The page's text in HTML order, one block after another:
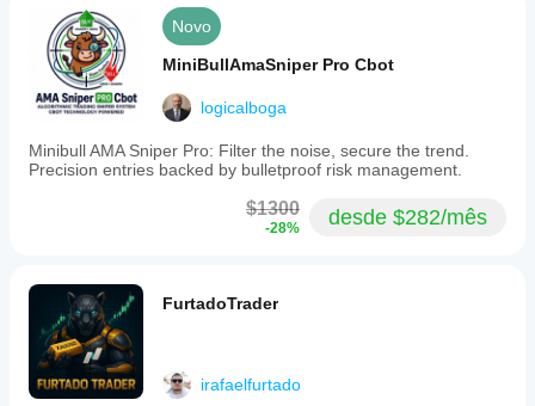
and
maximum
equity
drawdown
of
3.01%.
is
suitable
and
low
drawdown,
including
firm
Novo
MiniBullAmaSniper Pro Cbot
logicalboga
Minibull AMA Sniper Pro: Filter the noise, secure the trend.
Precision entries backed by bulletproof risk management.
$1300
-28% desde $282/mês
FurtadoTrader
irafaelfurtado